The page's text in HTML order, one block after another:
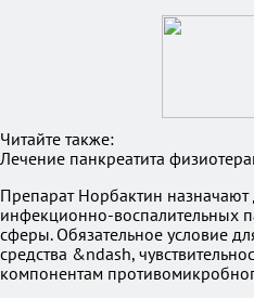
Читайте также:
Лечение панкреатита
Препарат Норбактин
инфекционно-воспалительных
сферы. Обязательное условие
средства &ndash,
компонентам